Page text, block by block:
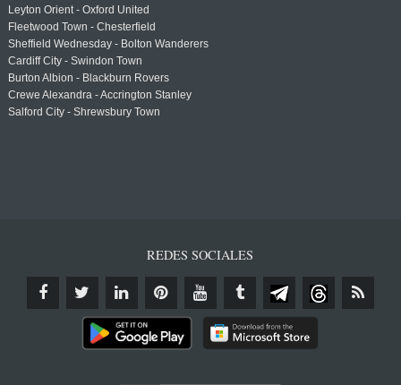
Leyton Orient - Oxford United
Fleetwood Town - Chesterfield
Sheffield Wednesday - Bolton Wanderers
Cardiff City - Swindon Town
Burton Albion - Blackburn Rovers
Crewe Alexandra - Accrington Stanley
Salford City - Shrewsbury Town
REDES SOCIALES